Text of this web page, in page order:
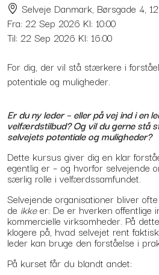
Selveje Danmark, Børsgade 4,
Fra: 22 Sep 2026 Kl: 10:00
Til: 22 Sep 2026 Kl: 16:00
For dig, der vil stå stærkere i
potentiale og muligheder.
Er du ny leder – eller på vej ind i en
velfærdstilbud? Og vil du gerne stå
selvejets potentiale og muligheder?
Dette kursus giver dig en klar
egentlig er – og hvorfor selvejende
særlig rolle i velfærdssamfundet.
Selvejende organisationer bliver
de ikkeer: De er hverken offentlige
kommercielle virksomheder. På
klogere på, hvad selvejet rent faktisk
leder kan bruge den forståelse i
På kurset får du blandt andet: